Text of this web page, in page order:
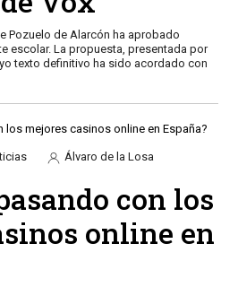
Pozuelo de Alarcón ha aprobado
escolar. La propuesta, presentada por
texto definitivo ha sido acordado con
Álvaro de la Losa
con los